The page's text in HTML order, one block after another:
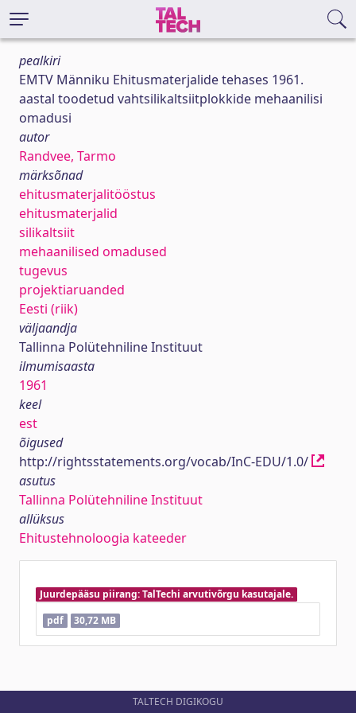
pealkiri
EMTV Männiku Ehitusmaterjalide tehases 1961.
aastal toodetud vahtsilikaltsiitplokkide mehaanilisi
omadusi
autor
Randvee, Tarmo
märksõnad
ehitusmaterjalitööstus
ehitusmaterjalid
silikaltsiit
mehaanilised omadused
tugevus
projektiaruanded
Eesti (riik)
väljaandja
Tallinna Polütehniline Instituut
ilmumisaasta
1961
keel
est
õigused
http://rightsstatements.org/vocab/InC-EDU/1.0/
asutus
Tallinna Polütehniline Instituut
allüksus
Ehitustehnoloogia kateeder
Juurdepääsu piirang: TalTechi arvutivõrgu kasutajale.
pdf
30,72 MB
TALTECH DIGIKOGU